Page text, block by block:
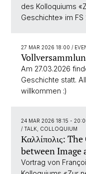
des Kolloquiums
Geschichte» im FS
27 MAR 2026 18:00 /
Am 27.03.2026
Geschichte statt.
willkommen :)
24 MAR 2026 18:15 -
/ TALK, COLLOQUIUM
Καλλίπολις:
between Image
Vortrag von